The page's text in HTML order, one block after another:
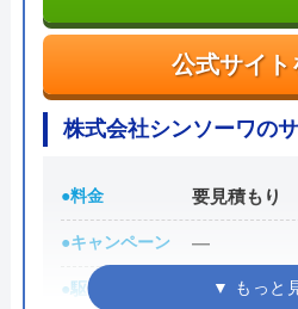
い。蛇口交換の場合の料金
業料金8,800円～、部品代
からの申込み、または、
ら3,000円割引、電話にて「
い。
0120-
公式サイト
株式会社シンソーワの
●料金 要見積もり
●キャンペーン ―
●駆けつけ時間